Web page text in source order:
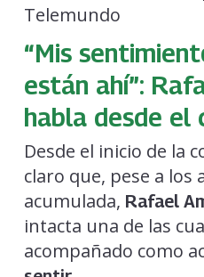
Telemundo
“Mis
están ahí”:
habla desde el
Desde el inicio de la
claro que, pese a los
acumulada, Rafael
intacta una de las
acompañado como